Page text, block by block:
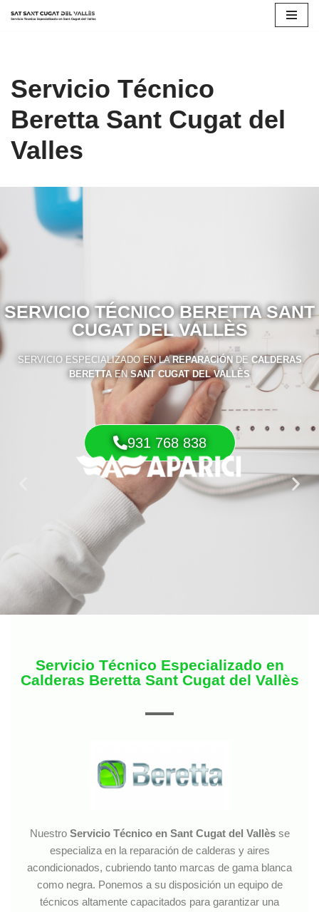
Servicio Técnico
Beretta Sant Cugat del
Valles
SERVICIO TÉCNICO BERETTA SANT
CUGAT DEL VALLÈS
SERVICIO ESPECIALIZADO EN LAREPARACIÓN DE CALDERAS
BERETTA EN SANT CUGAT DEL VALLÈS
931 768 838
Servicio Técnico Especializado en
Calderas Beretta Sant Cugat del Vallès
Nuestro Servicio Técnico en Sant Cugat del Vallèsse
especializa en la reparación de calderas y aires
acondicionados, cubriendo tanto marcas de gama blanca
como negra. Ponemos a su disposición un equipo de
técnicos altamente capacitados para garantizar una